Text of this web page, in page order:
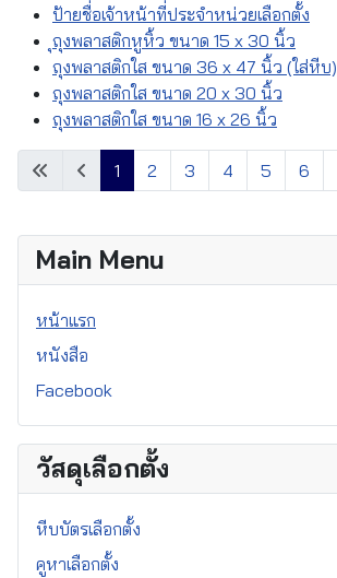
ป้ายชื่อเจ้าหน้าที่ประจำหน่วยเลือกตั้ง
ุถุงพลาสติกหูหิ้ว ขนาด 15 x 30 นิ้ว
ถุงพลาสติกใส ขนาด 36 x 47 นิ้ว (ใส่หีบ)
ถุงพลาสติกใส ขนาด 20 x 30 นิ้ว
ถุงพลาสติกใส ขนาด 16 x 26 นิ้ว
1 2 3 4 5 6
Main Menu
หน้าแรก
หนังสือ
Facebook
วัสดุเลือกตั้ง
หีบบัตรเลือกตั้ง
คูหาเลือกตั้ง